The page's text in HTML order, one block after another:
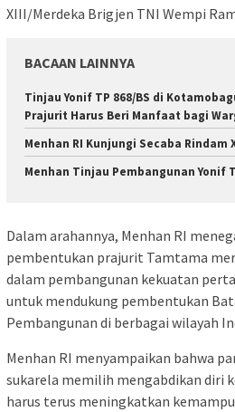
XIII/Merdeka Brigjen TNI Wempi
BACAAN LAINNYA
Tinjau Yonif TP 868/BS di
Prajurit Harus Beri Manfaat bagi
Menhan RI Kunjungi Secaba Rindam
Menhan Tinjau Pembangunan Yonif
Dalam arahannya, Menhan RI
pembentukan prajurit Tamtama
dalam pembangunan kekuatan
untuk mendukung pembentukan
Pembangunan di berbagai wilayah
Menhan RI menyampaikan bahwa
sukarela memilih mengabdikan diri
harus terus meningkatkan